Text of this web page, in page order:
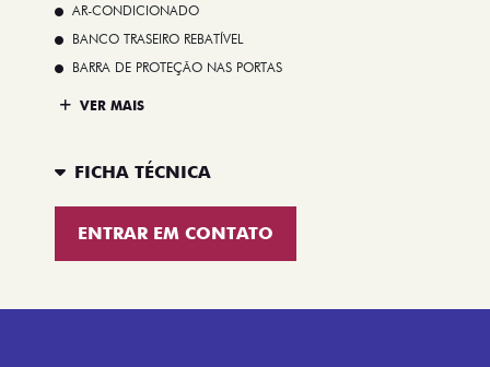
AR-CONDICIONADO
BANCO TRASEIRO REBATÍVEL
BARRA DE PROTEÇÃO NAS PORTAS
VER MAIS
FICHA TÉCNICA
ENTRAR EM CONTATO